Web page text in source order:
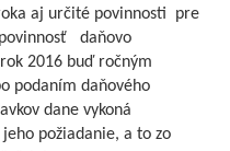
aj určité povinnosti pre
povinnosť daňovo
2016 buď ročným
podaním daňového
dane vykoná
požiadanie, a to zo